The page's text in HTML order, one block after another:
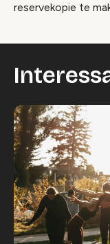
reservekopie te